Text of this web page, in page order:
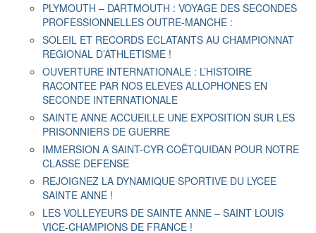
PLYMOUTH – DARTMOUTH : VOYAGE DES SECONDES
PROFESSIONNELLES OUTRE-MANCHE :
SOLEIL ET RECORDS ECLATANTS AU CHAMPIONNAT
REGIONAL D’ATHLETISME !
OUVERTURE INTERNATIONALE : L’HISTOIRE
RACONTEE PAR NOS ELEVES ALLOPHONES EN
SECONDE INTERNATIONALE
SAINTE ANNE ACCUEILLE UNE EXPOSITION SUR LES
PRISONNIERS DE GUERRE
IMMERSION A SAINT-CYR COËTQUIDAN POUR NOTRE
CLASSE DEFENSE
REJOIGNEZ LA DYNAMIQUE SPORTIVE DU LYCEE
SAINTE ANNE !
LES VOLLEYEURS DE SAINTE ANNE – SAINT LOUIS
VICE-CHAMPIONS DE FRANCE !